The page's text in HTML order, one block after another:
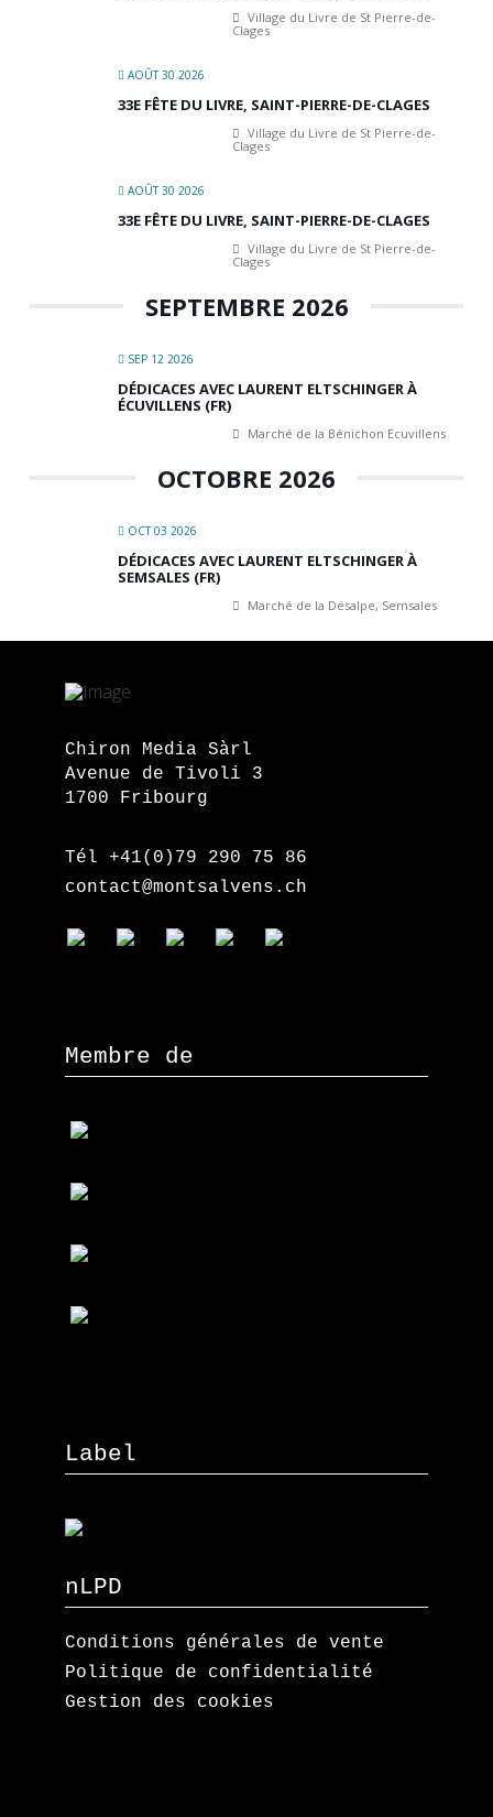
Village du Livre de St Pierre-de-
Clages
AOÛT 30 2026
33E FÊTE DU LIVRE, SAINT-PIERRE-DE-CLAGES
Village du Livre de St Pierre-de-
Clages
AOÛT 30 2026
33E FÊTE DU LIVRE, SAINT-PIERRE-DE-CLAGES
Village du Livre de St Pierre-de-
Clages
SEPTEMBRE 2026
SEP 12 2026
DÉDICACES AVEC LAURENT ELTSCHINGER À
ÉCUVILLENS (FR)
Marché de la Bénichon Ecuvillens
OCTOBRE 2026
OCT 03 2026
DÉDICACES AVEC LAURENT ELTSCHINGER À
SEMSALES (FR)
Marché de la Désalpe, Semsales
Chiron Media Sàrl
Avenue de Tivoli 3
1700 Fribourg
Tél +41(0)79 290 75 86
contact@montsalvens.ch
Membre de
Label
nLPD
Conditions générales de vente
Politique de confidentialité
Gestion des cookies